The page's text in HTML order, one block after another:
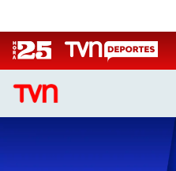
CASTING MASTERCHEF